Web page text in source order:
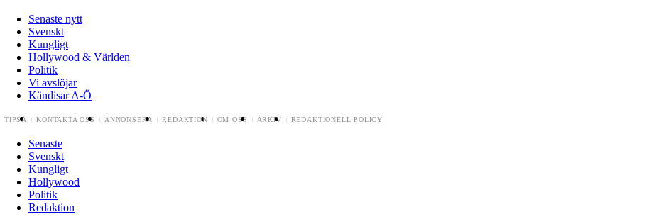
Senaste nytt
Svenskt
Kungligt
Hollywood & Världen
Politik
Vi avslöjar
Kändisar A-Ö
TIPSA KONTAKTA OSS ANNONSERA REDAKTION OM OSS ARKIV REDAKTIONELL POLICY
Senaste
Svenskt
Kungligt
Hollywood
Politik
Redaktion